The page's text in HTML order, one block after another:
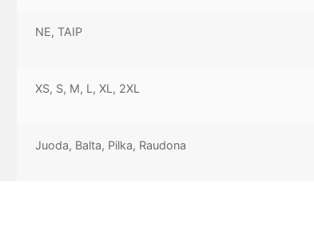
NE, TAIP
XS, S, M, L, XL, 2XL
Juoda, Balta, Pilka, Raudona